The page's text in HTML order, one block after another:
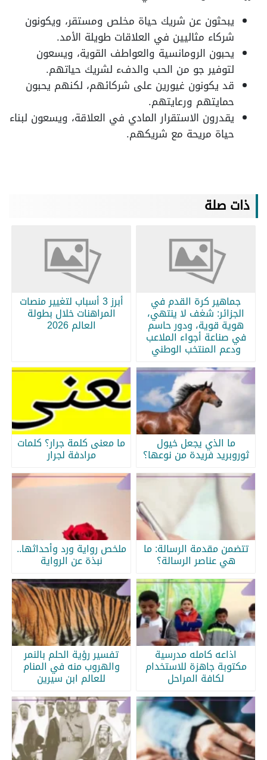
يبحثون عن شريك حياة مخلص ومستقر، ويكونون
شركاء مثاليين في العلاقات طويلة الأمد.
يحبون الرومانسية والعواطف القوية، ويسعون
لتوفير جو من الحب والدفء لشريك حياتهم.
قد يكونون غيورين على شركائهم، لكنهم يحبون
حمايتهم ورعايتهم.
يقدرون الاستقرار المادي في العلاقة، ويسعون لبناء
حياة مريحة مع شريكهم.
ذات صلة
جماهير كرة القدم في
الجزائر: شغف لا ينتهي،
هوية قوية، ودور حاسم
في صناعة أجواء الملاعب
ودعم المنتخب الوطني
أبرز 3 أسباب لتغيير منصات
المراهنات خلال بطولة
العالم 2026
ما الذي يجعل خيول
ثوروبريد فريدة من نوعها؟
ما معنى كلمة جرار؟ كلمات
مرادفة لجرار
تتضمن مقدمة الرسالة: ما
هي عناصر الرسالة؟
ملخص رواية ورد وأحداثها..
نبذة عن الرواية
اذاعه كامله مدرسية
مكتوبة جاهزة للاستخدام
لكافة المراحل
تفسير رؤية الحلم بالنمر
والهروب منه في المنام
للعالم ابن سيرين